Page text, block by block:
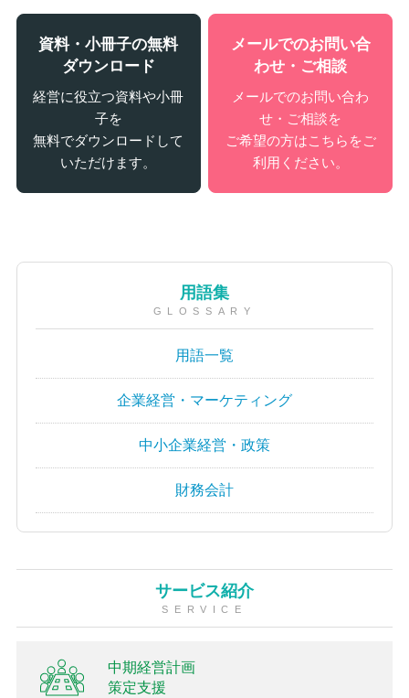
資料・小冊子の無料
ダウンロード
経営に役立つ資料や小冊
子を
無料でダウンロードして
いただけます。
メールでのお問い合
わせ・ご相談
メールでのお問い合わ
せ・ご相談を
ご希望の方はこちらをご
利用ください。
用語集
GLOSSARY
用語一覧
企業経営・マーケティング
中小企業経営・政策
財務会計
サービス紹介
SERVICE
中期経営計画
策定支援